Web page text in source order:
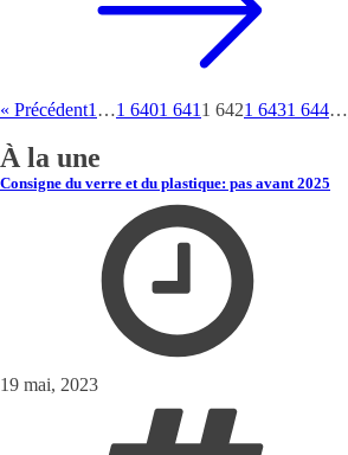
« Précédent1 …1 6401 641 1 6421 6431 644…
À la une
Consigne du verre et du plastique: pas avant 2025
19 mai, 2023